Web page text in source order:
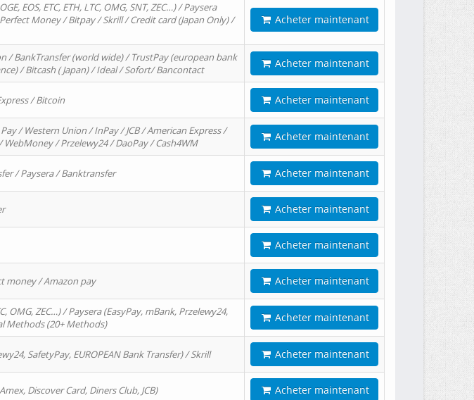
EOS, ETC, ETH, LTC, OMG, SNT, ZEC…) / Paysera
Money / Bitpay / Skrill / Credit card (Japan Only) /
Acheter maintenant
/ BankTransfer (world wide) / TrustPay (european bank
/ Bitcash ( Japan) / Ideal / Sofort/ Bancontact
Acheter maintenant
/ Bitcoin Acheter maintenant
/ Western Union / InPay / JCB / American Express /
/ Przelewy24 / DaoPay / Cash4WM
Acheter maintenant
/ Paysera / Banktransfer Acheter maintenant
Acheter maintenant
Acheter maintenant
money / Amazon pay Acheter maintenant
OMG, ZEC…) / Paysera (EasyPay, mBank, Przelewy24,
Methods (20+ Methods)
Acheter maintenant
SafetyPay, EUROPEAN Bank Transfer) / Skrill Acheter maintenant
Discover Card, Diners Club, JCB) Acheter maintenant